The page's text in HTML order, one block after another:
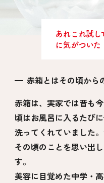
あれこれ試し
に気がついた
赤箱とはその頃から
赤箱は、実家では昔も
頃はお風呂に入るたび
洗ってくれていました
その頃のことを思い出
す。
美容に目覚めた中学・